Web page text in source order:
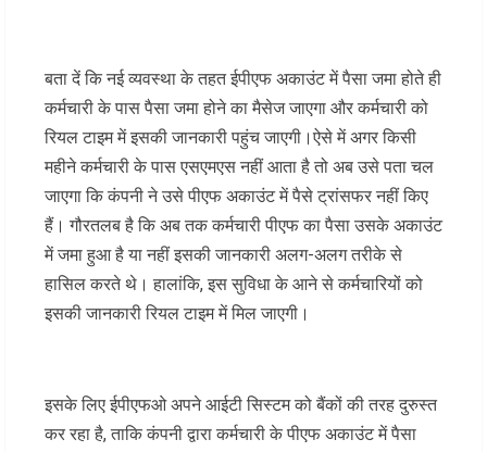
बता दें कि नई व्यवस्था के तहत ईपीएफ अकाउंट में पैसा जमा होते ही
कर्मचारी के पास पैसा जमा होने का मैसेज जाएगा और कर्मचारी को
रियल टाइम में इसकी जानकारी पहुंच जाएगी।ऐसे में अगर किसी
महीने कर्मचारी के पास एसएमएस नहीं आता है तो अब उसे पता चल
जाएगा कि कंपनी ने उसे पीएफ अकाउंट में पैसे ट्रांसफर नहीं किए
हैं। गौरतलब है कि अब तक कर्मचारी पीएफ का पैसा उसके अकाउंट
में जमा हुआ है या नहीं इसकी जानकारी अलग-अलग तरीके से
हासिल करते थे। हालांकि, इस सुविधा के आने से कर्मचारियों को
इसकी जानकारी रियल टाइम में मिल जाएगी।
इसके लिए ईपीएफओ अपने आईटी सिस्‍टम को बैंकों की तरह दुरुस्‍त
कर रहा है, ताकि कंपनी द्वारा कर्मचारी के पीएफ अकाउंट में पैसा